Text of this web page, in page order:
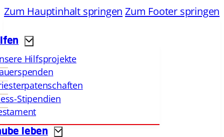
Zum Hauptinhalt springen Zum Footer springen
Hilfsprojekte
Stipendien
leben